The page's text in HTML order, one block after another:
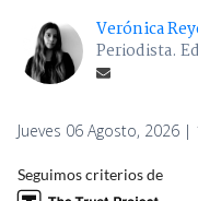
Verónica
Periodista.
Jueves 06 Agosto, 2026 |
Seguimos criterios de